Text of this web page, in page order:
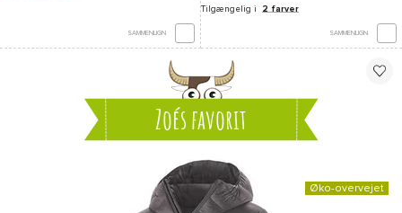
SAMMENLIGN
Tilgængelig i 2 farver
SAMMENLIGN
Zoés favorit
Øko-overvejet